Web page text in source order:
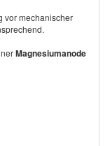
vor mechanischer
Magnesiumanode